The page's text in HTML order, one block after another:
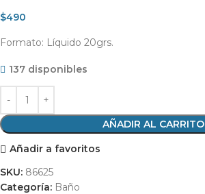
$490
Formato: Líquido 20grs.
137 disponibles
AÑADIR AL CARRITO
Añadir a favoritos
SKU: 86625
Categoría: Baño